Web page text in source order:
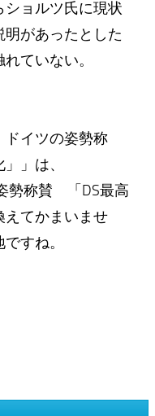
ョルツ氏に現状
があったとした
ていない。
ドイツの姿勢称
」は、
勢称賛 「DS最高
えてかまいませ
すね。